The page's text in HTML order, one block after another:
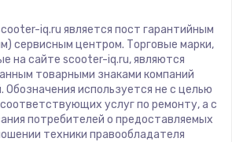
iq.ru является пост гарантийным
сервисным центром. Торговые марки,
на сайте scooter-iq.ru, являются
товарными знаками компаний
Обозначения используется не с целью
услуг по ремонту, а с
потребителей о предоставляемых
техники правообладателя